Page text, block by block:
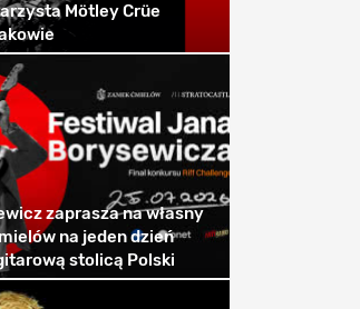
Mötley Crüe
zaprasza na własny
na jeden dzień
stolicą Polski